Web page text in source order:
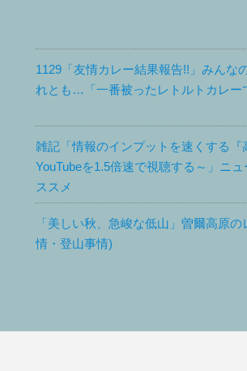
1129「友情カレー結果報告!!」みんな
れとも…「一番被ったレトルトカレー
雑記「情報のインプットを速くする『
YouTubeを1.5倍速で視聴する～」ニ
ススメ
「美しい秋、急峻な低山」曽爾高原
情・登山事情)